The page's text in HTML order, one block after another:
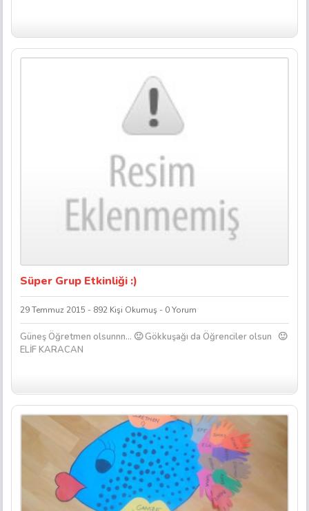
Süper Grup Etkinliği :)
29 Temmuz 2015 - 892 Kişi Okumuş - 0 Yorum
Güneş Öğretmen olsunnn… 🙂 Gökkuşağı da Öğrenciler olsun 🙂
ELİF KARACAN